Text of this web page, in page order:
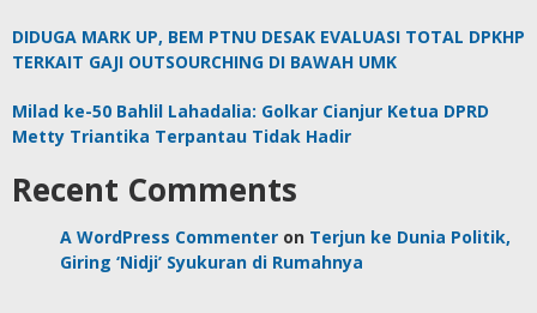
DIDUGA MARK UP, BEM PTNU DESAK EVALUASI TOTAL DPKHP
TERKAIT GAJI OUTSOURCHING DI BAWAH UMK
Milad ke-50 Bahlil Lahadalia: Golkar Cianjur Ketua DPRD
Metty Triantika Terpantau Tidak Hadir
Recent Comments
A WordPress Commenter on Terjun ke Dunia Politik,
Giring ‘Nidji’ Syukuran di Rumahnya